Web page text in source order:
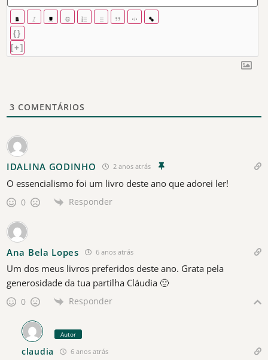
{}
[+]
3 COMENTÁRIOS
IDALINA GODINHO 2 anos atrás
O essencialismo foi um livro deste ano que adorei ler!
0 Responder
Ana Bela Lopes 6 anos atrás
Um dos meus livros preferidos deste ano. Grata pela
generosidade da tua partilha Cláudia 🙂
0 Responder
Autor
claudia 6 anos atrás